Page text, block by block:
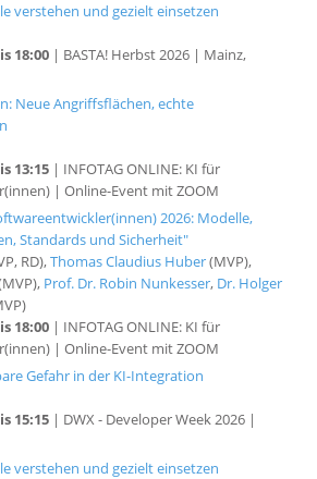
verstehen und gezielt einsetzen
18:00| BASTA! Herbst 2026 | Mainz,
Neue Angriffsflächen, echte
13:15| INFOTAG ONLINE: KI für
| Online-Event mit ZOOM
2026: Modelle,
Standards und Sicherheit"
RD),Thomas Claudius Huber(MVP),
Prof. Dr. Robin Nunkesser, Dr. Holger
18:00| INFOTAG ONLINE: KI für
| Online-Event mit ZOOM
Gefahr in der KI-Integration
15:15| DWX - Developer Week 2026 |
verstehen und gezielt einsetzen